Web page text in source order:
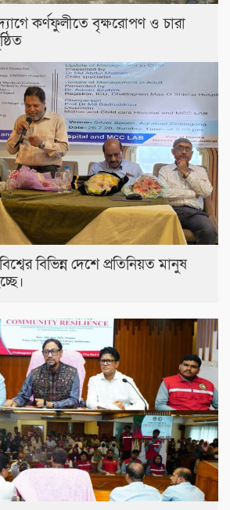
কর্ণফুলীতে বৃক্ষরোপণ ও চারা
বিভিন্ন দেশে প্রতিনিয়ত মানুষ